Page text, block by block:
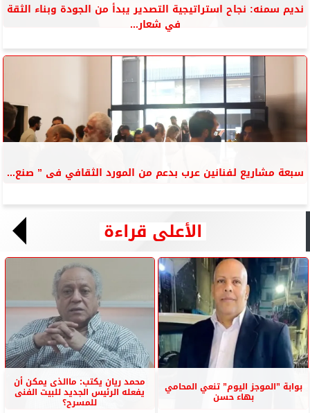
نديم سمنه: نجاح استراتيجية التصدير يبدأ من الجودة وبناء الثقة
في شعار...
سبعة مشاريع لفنانين عرب بدعم من المورد الثقافي فى ” صنع...
الأعلى قراءة
بوابة ”الموجز اليوم” تنعي المحامي
بهاء حسن
محمد ريان يكتب: ماالذى يمكن أن
يفعله الرئيس الجديد للبيت الفنى
للمسرح؟